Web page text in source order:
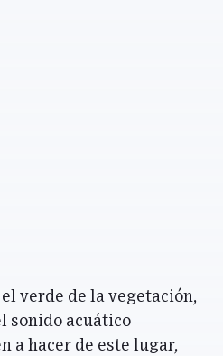
verde de la vegetación,
sonido acuático
a hacer de este lugar,